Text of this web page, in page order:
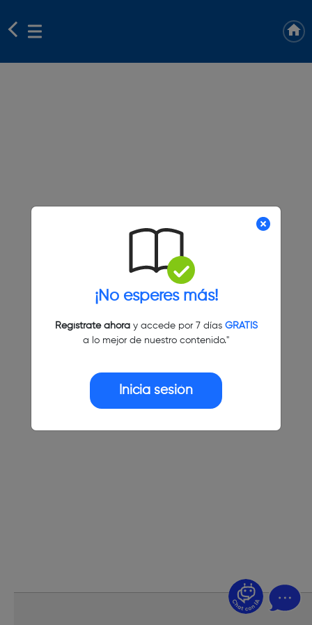
¡No esperes más!
Regístrate ahoray accede por 7 días GRATIS
a lo mejor de nuestro contenido."
Inicia sesión